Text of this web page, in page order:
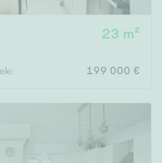
23 m²
199 000 €